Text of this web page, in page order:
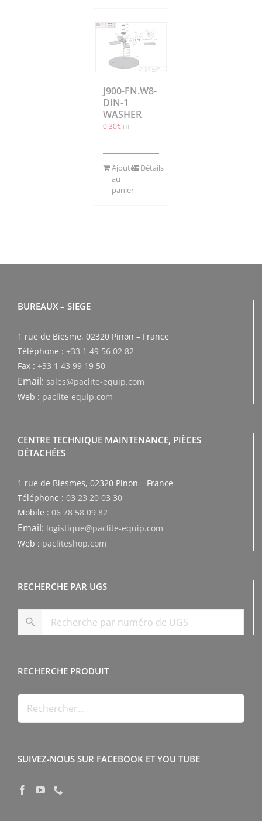
J900-FN.W8-
DIN-1
WASHER
0,30€ HT
Ajouter
au
panier
Détails
BUREAUX – SIEGE
1 rue de Biesme, 02320 Pinon – France
Téléphone : +33 1 49 56 02 82
Fax : +33 1 43 99 19 50
Email: sales@paclite-equip.com
Web : paclite-equip.com
CENTRE TECHNIQUE MAINTENANCE, PIÈCES
DÉTACHÉES
1 rue de Biesmes, 02320 Pinon – France
Téléphone : 03 23 20 03 30
Mobile : 06 78 58 09 82
Email: logistique@paclite-equip.com
Web : pacliteshop.com
RECHERCHE PAR UGS
RECHERCHE PRODUIT
SUIVEZ-NOUS SUR FACEBOOK ET YOU TUBE